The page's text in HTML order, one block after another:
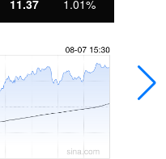
11.37 1.01%